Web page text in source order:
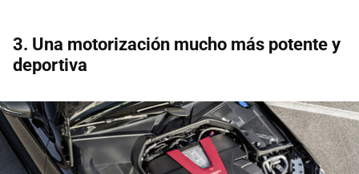
3. Una motorización mucho más potente y
deportiva